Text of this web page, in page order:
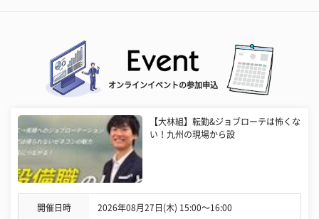
オンラインイベントの参加申込
【大林組】転勤&ジョブローテは怖くな
い！九州の現場から設
開催日時 2026年08月27日(木) 15:00〜16:00